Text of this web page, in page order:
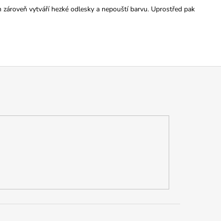
vytváří hezké odlesky a nepouští barvu. Uprostřed pak